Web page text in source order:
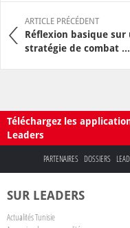
ARTICLE PRÉCÉDENT
Réflexion basique sur
stratégie de combat ...
Téléchargez les
Leaders
PARTENAIRES DOSSIERS
SUR LEADERS
Actualités Tunisie